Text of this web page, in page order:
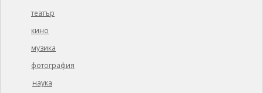
театър
кино
музика
фотография
наука